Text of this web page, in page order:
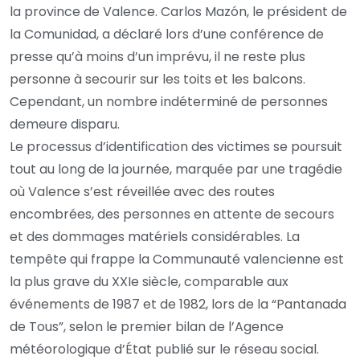
la province de Valence. Carlos Mazón, le président de
la Comunidad, a déclaré lors d’une conférence de
presse qu’à moins d’un imprévu, il ne reste plus
personne à secourir sur les toits et les balcons.
Cependant, un nombre indéterminé de personnes
demeure disparu.
Le processus d’identification des victimes se poursuit
tout au long de la journée, marquée par une tragédie
où Valence s’est réveillée avec des routes
encombrées, des personnes en attente de secours
et des dommages matériels considérables. La
tempête qui frappe la Communauté valencienne est
la plus grave du XXIe siècle, comparable aux
événements de 1987 et de 1982, lors de la “Pantanada
de Tous”, selon le premier bilan de l’Agence
météorologique d’État publié sur le réseau social.